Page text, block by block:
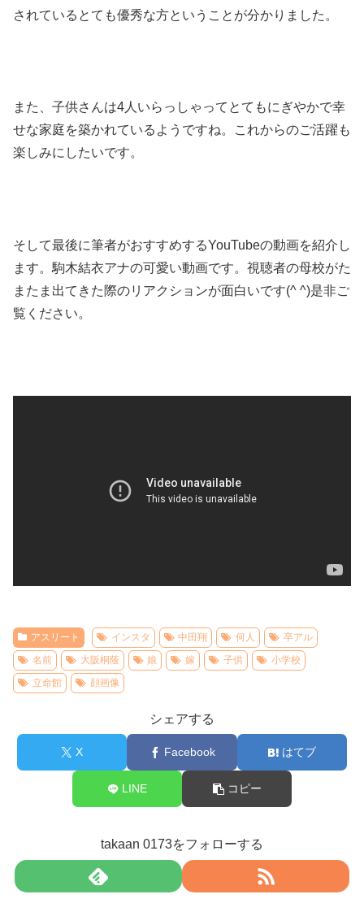
されているとても優秀な方ということが分かりました。
また、子供さんは4人いらっしゃってとてもにぎやかで幸
せな家庭を築かれているようですね。これからのご活躍も
楽しみにしたいです。
そして最後に筆者がおすすめするYouTubeの動画を紹介し
ます。駒木結衣アナの可愛い動画です。視聴者の母校がた
またま出てきた際のリアクションが面白いです(^ ^)是非ご
覧ください。
アスリート インスタ 中田翔 何人
卒アル
名前
大阪桐蔭 娘 嫁 子供
小学校
立命館
顔画像
シェアする
X Facebook はてブ
LINE コピー
takaan 0173をフォローする